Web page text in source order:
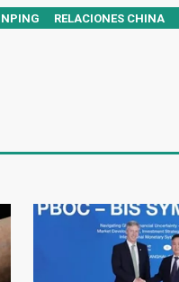
RELACIONES CHINA